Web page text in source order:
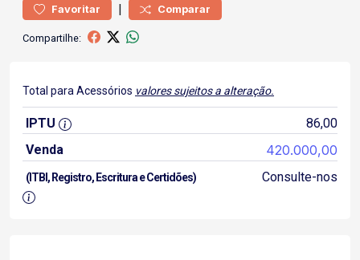
Favoritar | Comparar
Compartilhe:
Total para Acessórios valores sujeitos a alteração.
IPTU
86,00
Venda
420.000,00
(ITBI, Registro, Escritura e Certidões) Consulte-nos